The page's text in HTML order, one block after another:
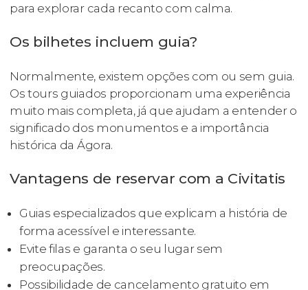
para explorar cada recanto com calma.
Os bilhetes incluem guia?
Normalmente, existem opções com ou sem guia.
Os tours guiados proporcionam uma experiência
muito mais completa, já que ajudam a entender o
significado dos monumentos e a importância
histórica da Ágora.
Vantagens de reservar com a Civitatis
Guias especializados que explicam a história de
forma acessível e interessante.
Evite filas e garanta o seu lugar sem
preocupações.
Possibilidade de cancelamento gratuito em